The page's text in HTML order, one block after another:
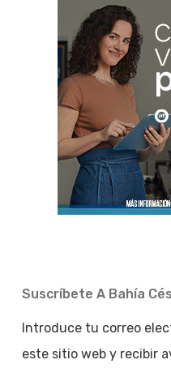
Suscríbete A Bahía
Introduce tu correo
este sitio web y recibir